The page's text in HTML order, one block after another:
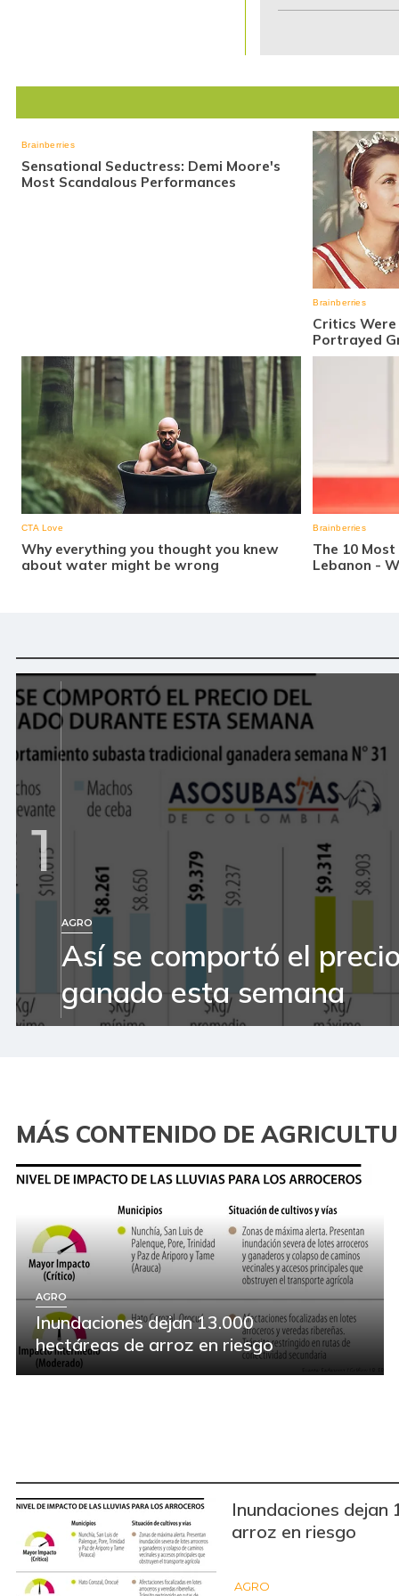
1
1
AGRO
Así se comportó el
ganado esta semana
MÁS CONTENIDO DE
AGRO
Inundaciones dejan 13.000
hectáreas de arroz en riesgo
Inundaciones dejan
arroz en riesgo
AGRO